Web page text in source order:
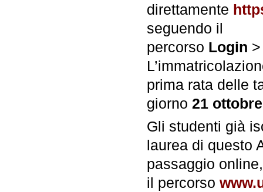
direttamente
seguendo il
percorso Login
prima rata delle
giorno 21
Gli studenti già
laurea di questo
passaggio
il percorso